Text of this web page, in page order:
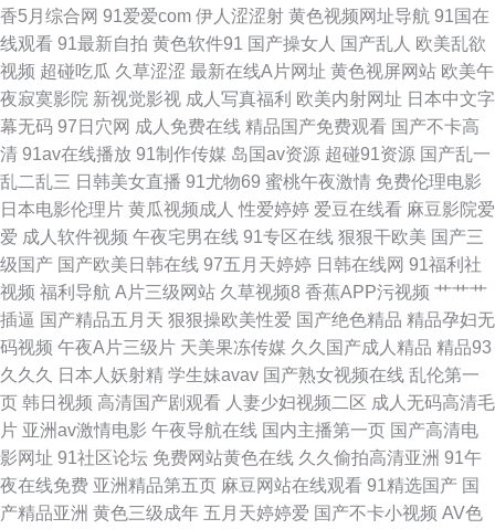
線上全集電視劇每日 日本免费在线视频 伦理中文字幕 国产无毒不卡 国产乱
码一区在线观 亚洲第一激 黑丝瘙逼 一区二区三区国产精品 亚洲女人含羞草
激情综合影院 最新中文字幕无线码 欧美日韩国产一区 bt种子天堂 日本精品
三级影视 成人看片福利亚洲福利亚洲美国福利亚洲福利亚洲福利亚洲福利亚
洲福利 91给我女成人 欧美深性 www亚洲 日韩精品综 电视剧全集免费网站
色www亚洲国产 国产成人精品午夜福利在线播放 五月在线观看 国产日韩欧
美色片 亚洲国产尤物在线观看 户外露出自慰 一区二区三区免 原味视频在线
ww 中文字幕日韩另类喷潮 他揉捏她两乳不停呻吟A片软件 欧美中出 美国十
次啦 国产女人aa 大色佬视频在线观 91精选 丝瓜小视频污 国产精品毛片A片
午夜男人网站 国产一级a爱片免费看 亚洲日韩精品aⅴ片 九九在线精品视频
香5月综合网 91爱爱com 伊人涩涩射 黄色视频网址导航 91国在
线观看 91最新自拍 黄色软件91 国产操女人 国产乱人 欧美乱欲
视频 超碰吃瓜 久草涩涩 最新在线A片网址 黄色视屏网站 欧美午
夜寂寞影院 新视觉影视 成人写真福利 欧美内射网址 日本中文字
幕无码 97日穴网 成人免费在线 精品国产免费观看 国产不卡高
清 91av在线播放 91制作传媒 岛国av资源 超碰91资源 国产乱一
乱二乱三 日韩美女直播 91尤物69 蜜桃午夜激情 免费伦理电影
日本电影伦理片 黄瓜视频成人 性爱婷婷 爱豆在线看 麻豆影院爱
爱 成人软件视频 午夜宅男在线 91专区在线 狠狠干欧美 国产三
级国产 国产欧美日韩在线 97五月天婷婷 日韩在线网 91福利社
视频 福利导航 A片三级网站 久草视频8 香蕉APP污视频 艹艹艹
插逼 国产精品五月天 狠狠操欧美性爱 国产绝色精品 精品孕妇无
码视频 午夜A片三级片 天美果冻传媒 久久国产成人精品 精品93
久久久
日本人妖射精 学生妹avav 国产熟女视频在线 乱伦第一
页 韩日视频 高清国产剧观看 人妻少妇视频二区 成人无码高清毛
片 亚洲av激情电影 午夜导航在线 国内主播第一页 国产高清电
影网址 91社区论坛 免费网站黄色在线 久久偷拍高清亚洲 91午
夜在线免费 亚洲精品第五页 麻豆网站在线观看 91精选国产 国
产精品亚洲 黄色三级成年 五月天婷婷爱 国产不卡小视频 AV色